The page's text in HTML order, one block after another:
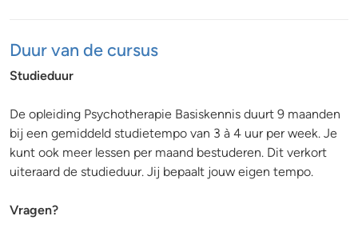
Duur van de cursus
Studieduur
De opleiding Psychotherapie Basiskennis duurt 9 maanden
bij een gemiddeld studietempo van 3 à 4 uur per week. Je
kunt ook meer lessen per maand bestuderen. Dit verkort
uiteraard de studieduur. Jij bepaalt jouw eigen tempo.
Vragen?